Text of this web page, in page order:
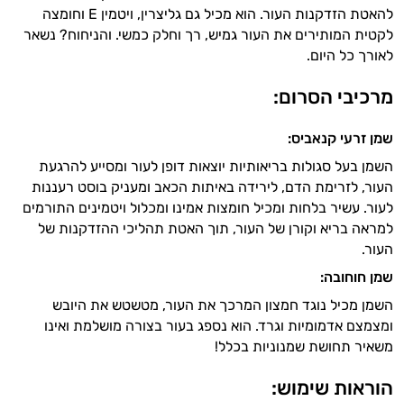
להאטת הזדקנות העור. הוא מכיל גם גליצרין, ויטמין E וחומצה
לקטית המותירים את העור גמיש, רך וחלק כמשי. והניחוח? נשאר
לאורך כל היום.
מרכיבי הסרום:
שמן זרעי קנאביס:
השמן בעל סגולות בריאותיות יוצאות דופן לעור ומסייע להרגעת
העור, לזרימת הדם, לירידה באיתות הכאב ומעניק בוסט רעננות
לעור. עשיר בלחות ומכיל חומצות אמינו ומכלול ויטמינים התורמים
למראה בריא וקורן של העור, תוך האטת תהליכי ההזדקנות של
העור.
שמן חוחובה:
השמן מכיל נוגד חמצון המרכך את העור, מטשטש את היובש
ומצמצם אדמומיות וגרד. הוא נספג בעור בצורה מושלמת ואינו
משאיר תחושת שמנוניות בכלל!
הוראות שימוש: